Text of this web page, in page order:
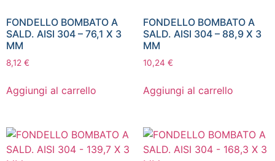
FONDELLO BOMBATO A
SALD. AISI 304 – 76,1 X 3
MM
8,12 €
Aggiungi al carrello
FONDELLO BOMBATO A
SALD. AISI 304 – 88,9 X 3
MM
10,24 €
Aggiungi al carrello